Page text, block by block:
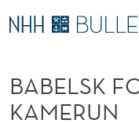
B
A
B
EV
E
K
I
N
E
Stipendiater og nye
Disputaser
BABELSK
KAMERUN